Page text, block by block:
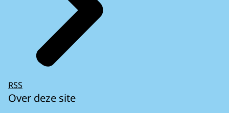
RSS
Over deze site